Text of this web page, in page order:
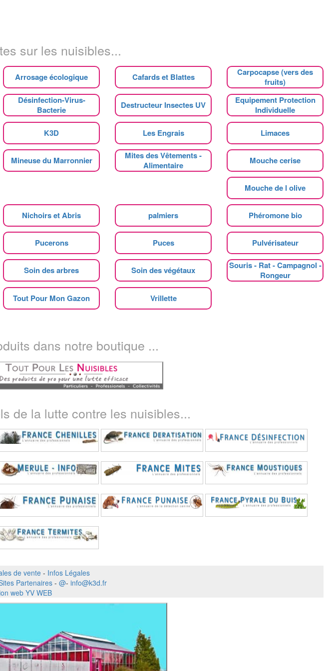
sur les nuisibles...
Arrosage écologique Cafards et Blattes
Carpocapse (vers des
fruits)
Désinfection-Virus-
Bacterie
Destructeur Insectes UV
Equipement Protection
Individuelle
K3D Les Engrais Limaces
Mineuse du Marronnier
Mites des Vêtements -
Alimentaire
Mouche cerise
Mouche de l olive
Nichoirs et Abris palmiers Phéromone bio
Pucerons Puces Pulvérisateur
Soin des arbres Soin des végétaux
Souris - Rat - Campagnol -
Rongeur
Tout Pour Mon Gazon Vrillette
dans notre boutique ...
de la lutte contre les nuisibles...
de vente - Infos Légales
Partenaires- @- info@k3d.fr
web YV WEB